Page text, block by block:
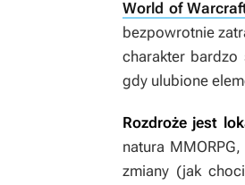
World of
bezpowrotnie
charakter bardzo
gdy ulubione
Rozdroże jest
natura
zmiany (jak